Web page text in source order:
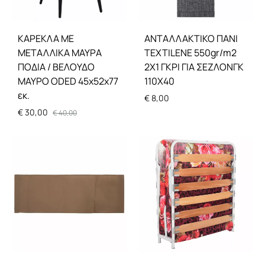
ΚΑΡΕΚΛΑ ΜΕ
ΜΕΤΑΛΛΙΚΑ ΜΑΥΡΑ
ΠΟΔΙΑ / ΒΕΛΟΥΔΟ
ΜΑΥΡΟ ODED 45x52x77
εκ.
€30,00 €40,00
ΑΝΤΑΛΛΑΚΤΙΚΟ ΠΑΝΙ
TEXTILENE 550gr/m2
2X1 ΓΚΡΙ ΓΙΑ ΣΕΖΛΟΝΓK
110Χ40
€8,00